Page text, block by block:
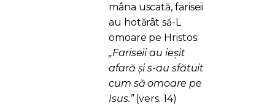
mâna uscată, fariseii
au hotărât să-L
omoare pe Hristos:
„Fariseii au ieşit
afară şi s-au sfătuit
cum să omoare pe
Isus.”(vers. 14)